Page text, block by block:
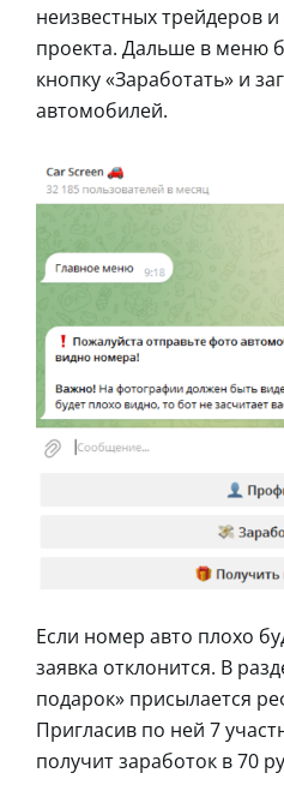
неизвестных трейдеров
проекта. Дальше в меню
кнопку «Заработать» и
автомобилей.
Если номер авто плохо
заявка отклонится. В
подарок» присылается
Пригласив по ней 7
получит заработок в 70